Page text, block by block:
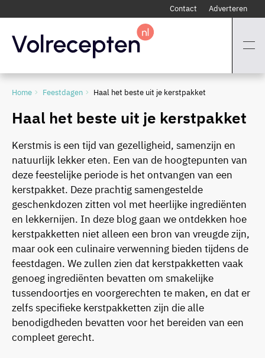
Contact Adverteren
Home Feestdagen Haal het beste uit je kerstpakket
Haal het beste uit je kerstpakket
Kerstmis is een tijd van gezelligheid, samenzijn en
natuurlijk lekker eten. Een van de hoogtepunten van
deze feestelijke periode is het ontvangen van een
kerstpakket. Deze prachtig samengestelde
geschenkdozen zitten vol met heerlijke ingrediënten
en lekkernijen. In deze blog gaan we ontdekken hoe
kerstpakketten niet alleen een bron van vreugde zijn,
maar ook een culinaire verwenning bieden tijdens de
feestdagen. We zullen zien dat kerstpakketten vaak
genoeg ingrediënten bevatten om smakelijke
tussendoortjes en voorgerechten te maken, en dat er
zelfs specifieke kerstpakketten zijn die alle
benodigdheden bevatten voor het bereiden van een
compleet gerecht.